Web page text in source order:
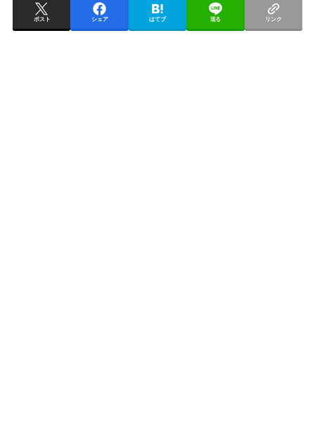
ポスト シェア はてブ 送る リンク